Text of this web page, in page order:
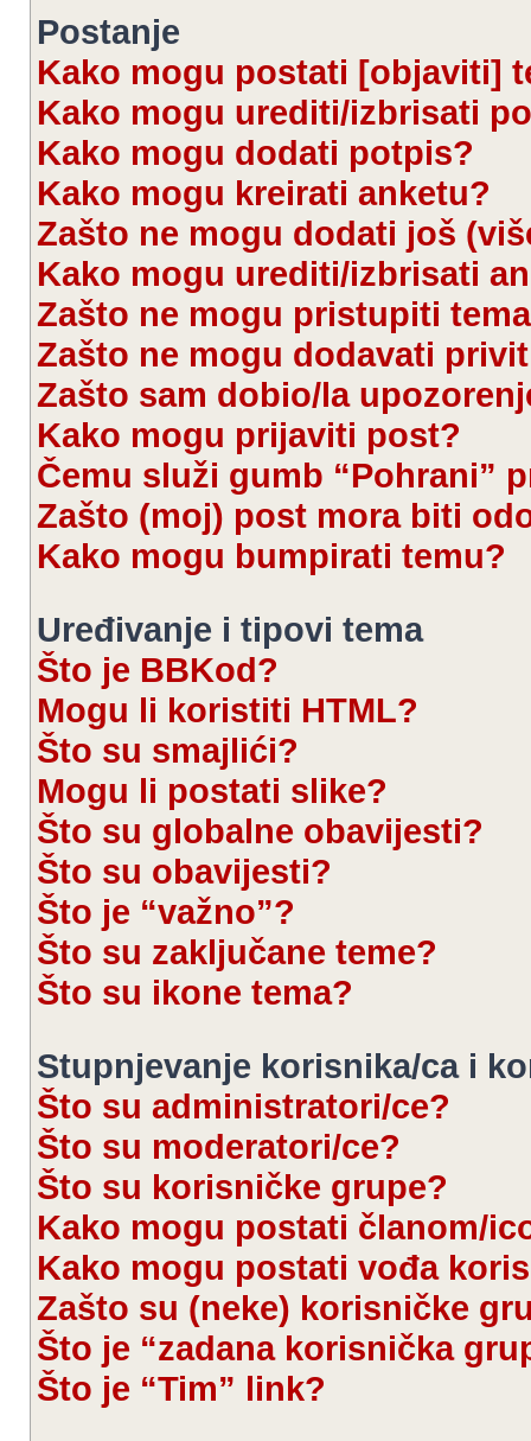
Postanje
Kako mogu postati [objaviti]
Kako mogu urediti/izbrisati
Kako mogu dodati potpis?
Kako mogu kreirati anketu?
Zašto ne mogu dodati još
Kako mogu urediti/izbrisati
Zašto ne mogu pristupiti
Zašto ne mogu dodavati
Zašto sam dobio/la
Kako mogu prijaviti post?
Čemu služi gumb “Pohrani”
Zašto (moj) post mora biti
Kako mogu bumpirati temu?
Uređivanje i tipovi tema
Što je BBKod?
Mogu li koristiti HTML?
Što su smajlići?
Mogu li postati slike?
Što su globalne obavijesti?
Što su obavijesti?
Što je “važno”?
Što su zaključane teme?
Što su ikone tema?
Stupnjevanje korisnika/ca i
Što su administratori/ce?
Što su moderatori/ce?
Što su korisničke grupe?
Kako mogu postati članom/
Kako mogu postati vođa
Zašto su (neke) korisničke
Što je “zadana korisnička
Što je “Tim” link?